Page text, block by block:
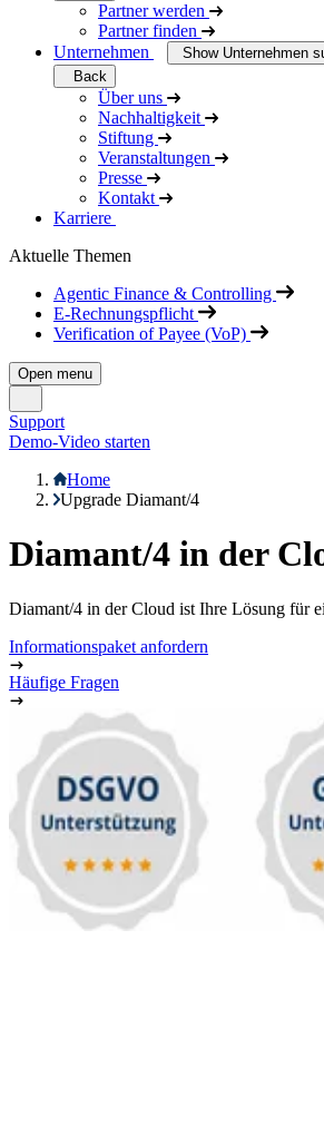
Partner werden
Partner finden
Unternehmen
Show Unternehmen
Back
Über uns
Nachhaltigkeit
Stiftung
Veranstaltungen
Presse
Kontakt
Karriere
Aktuelle Themen
Agentic Finance & Controlling
E-Rechnungspflicht
Verification of Payee (VoP)
Open menu
Support
Demo-Video starten
Home
Upgrade Diamant/4
Diamant/4 in der
Diamant/4 in der Cloud ist Ihre Lösung für
Informationspaket anfordern
Häufige Fragen